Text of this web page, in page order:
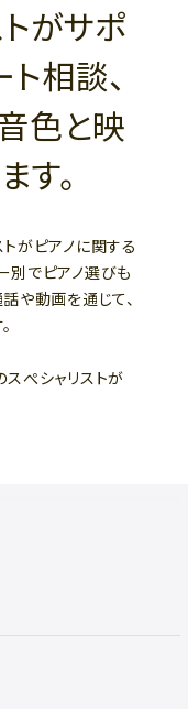
がサポ
相談、
色と映
す。
がピアノに関する
別でピアノ選びも
や動画を通じて、
スぺシャリストが